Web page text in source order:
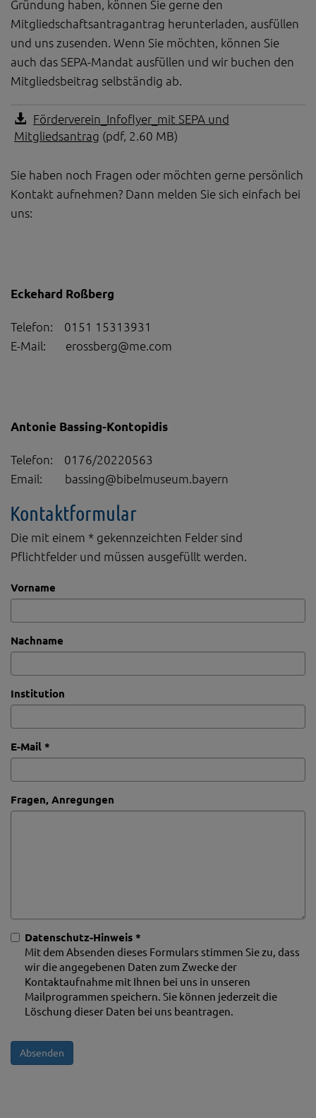
Gründung haben, können Sie gerne den
Mitgliedschaftsantragantrag herunterladen, ausfüllen
und uns zusenden. Wenn Sie möchten, können Sie
auch das SEPA-Mandat ausfüllen und wir buchen den
Mitgliedsbeitrag selbständig ab.
Förderverein_Infoflyer_mit SEPA und
Mitgliedsantrag (pdf, 2.60 MB)
Sie haben noch Fragen oder möchten gerne persönlich
Kontakt aufnehmen? Dann melden Sie sich einfach bei
uns:
Eckehard Roßberg
Telefon: 0151 15313931
E-Mail: erossberg@me.com
Antonie Bassing-Kontopidis
Telefon: 0176/20220563
Email: bassing@bibelmuseum.bayern
Kontaktformular
Die mit einem * gekennzeichten Felder sind
Pflichtfelder und müssen ausgefüllt werden.
Vorname
Nachname
Institution
E-Mail *
Fragen, Anregungen
Datenschutz-Hinweis *
Mit dem Absenden dieses Formulars stimmen Sie zu, dass
wir die angegebenen Daten zum Zwecke der
Kontaktaufnahme mit Ihnen bei uns in unseren
Mailprogrammen speichern. Sie können jederzeit die
Löschung dieser Daten bei uns beantragen.